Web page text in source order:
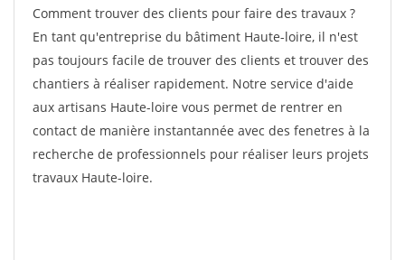
Comment trouver des clients pour faire des travaux ?
En tant qu'entreprise du bâtiment Haute-loire, il n'est
pas toujours facile de trouver des clients et trouver des
chantiers à réaliser rapidement. Notre service d'aide
aux artisans Haute-loire vous permet de rentrer en
contact de manière instantannée avec des fenetres à la
recherche de professionnels pour réaliser leurs projets
travaux Haute-loire.